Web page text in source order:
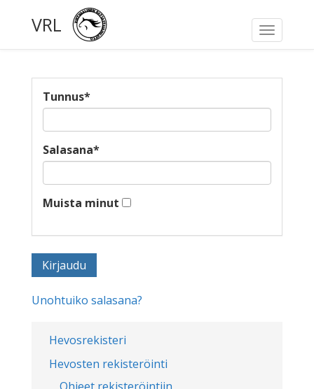
Toggle
VRL
Hevosrekisteri
Hevosten rekisteröinti
Tunnus*
Salasana*
Muista minut
Unohtuiko salasana?